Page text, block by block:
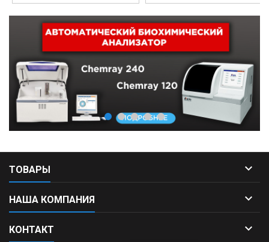
ТОВАРЫ 
НАША КОМПАНИЯ 
КОНТАКТ 